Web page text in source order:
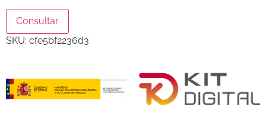
Consultar
SKU: cfe5bf2236d3